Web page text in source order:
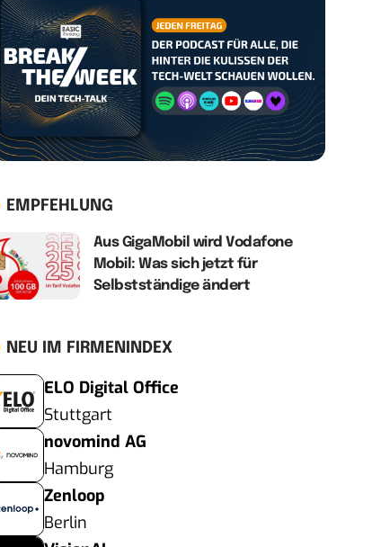
EMPFEHLUNG
Aus GigaMobil wird Vodafone
Mobil: Was sich jetzt für
Selbstständige ändert
NEU IM FIRMENINDEX
ELO Digital Office
Stuttgart
novomind AG
Hamburg
Zenloop
Berlin